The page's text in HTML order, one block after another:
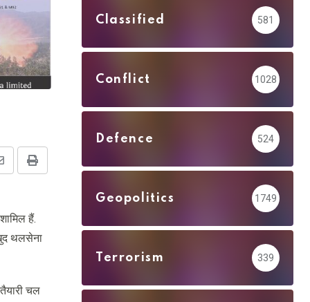
Print
हैं.
थलसेना
चल
Classified 581
Conflict 1028
Defence 524
Geopolitics 1749
Terrorism 339